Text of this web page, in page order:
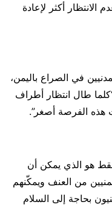
أكثر لإعادة
في الصراع باليمن،
طال انتظار أطراف
هذه الفرصة أصغر”.
هو الذي يمكن أن
من العنف ويمكّنهم
بحاجة إلى السلام